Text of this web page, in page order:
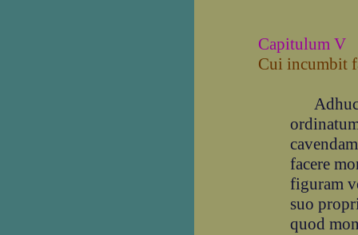
Capitulum V
Cui incumbit
Adhuc
facere
figuram
suo
quod